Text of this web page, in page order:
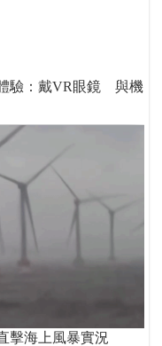
驗：戴VR眼鏡 與機
擊海上風暴實況